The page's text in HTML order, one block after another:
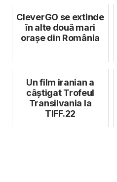
CleverGO se extinde
în alte două mari
orașe din România
Un film iranian a
câștigat Trofeul
Transilvania la
TIFF.22